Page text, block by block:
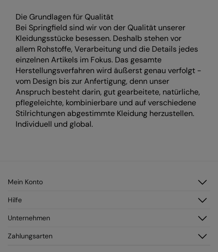
Die Grundlagen für Qualität
Bei Springfield sind wir von der Qualität unserer
Kleidungsstücke besessen. Deshalb stehen vor
allem Rohstoffe, Verarbeitung und die Details jedes
einzelnen Artikels im Fokus. Das gesamte
Herstellungsverfahren wird äußerst genau verfolgt -
vom Design bis zur Anfertigung, denn unser
Anspruch besteht darin, gut gearbeitete, natürliche,
pflegeleichte, kombinierbare und auf verschiedene
Stilrichtungen abgestimmte Kleidung herzustellen.
Individuell und global.
Mein Konto
Meine Adressen
Hilfe
Versand
Unternehmen
Franchise
Zahlungsarten